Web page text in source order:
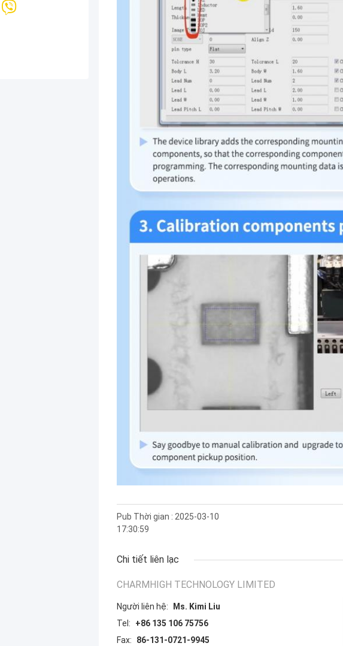
Pub Thời gian : 2025-03-10
17:30:59
Chi tiết liên lạc
CHARMHIGH TECHNOLOGY LIMITED
Người liên hệ:
Ms. Kimi Liu
Tel:
+86 135 106 75756
Fax:
86-131-0721-9945